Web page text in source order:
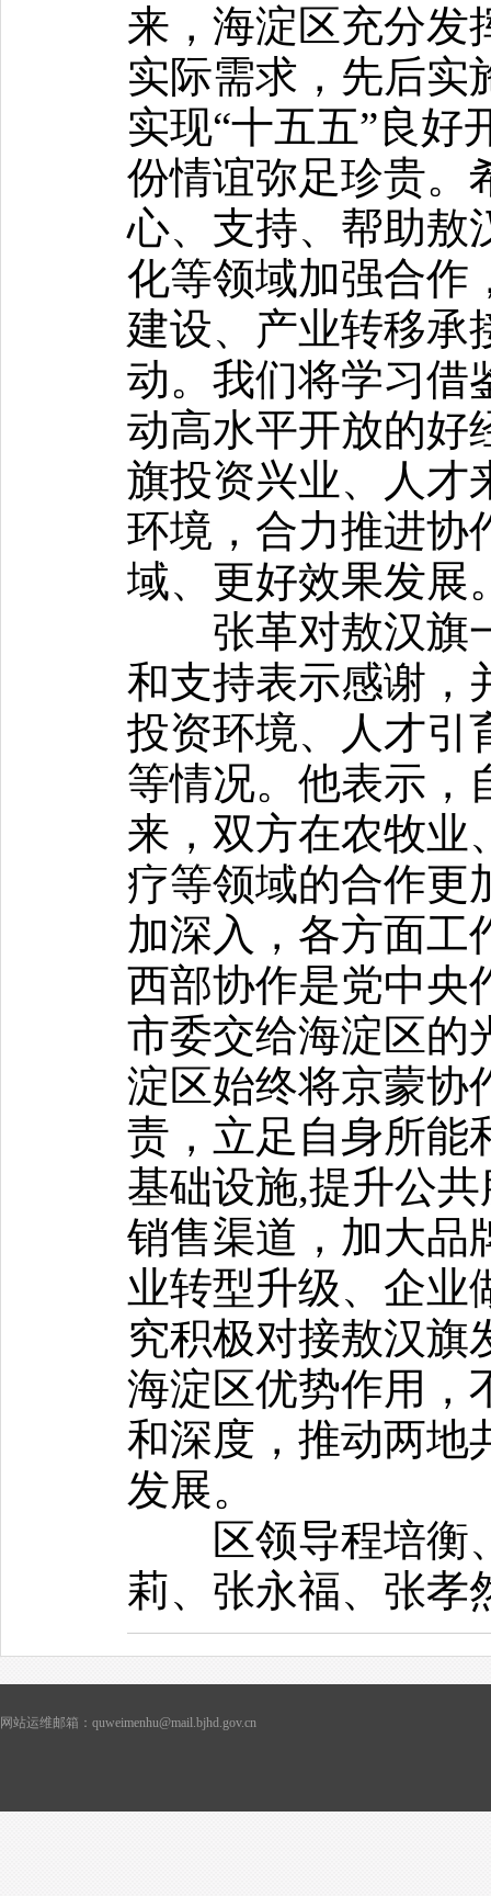
来，海淀区充分发
实际需求，先后实
实现“十五五”良好
份情谊弥足珍贵。
心、支持、帮助敖
化等领域加强合作
建设、产业转移承
动。我们将学习借
动高水平开放的好
旗投资兴业、人才
环境，合力推进协
域、更好效果发展
张革对敖汉旗
和支持表示感谢，
投资环境、人才引
等情况。他表示，
来，双方在农牧业
疗等领域的合作更
加深入，各方面工
西部协作是党中央
市委交给海淀区的
淀区始终将京蒙协
责，立足自身所能
基础设施,提升公
销售渠道，加大品
业转型升级、企业
究积极对接敖汉旗
海淀区优势作用，
和深度，推动两地
发展。
区领导程培衡
莉、张永福、张
网站运维邮箱：quweimenhu@mail.bjhd.gov.cn